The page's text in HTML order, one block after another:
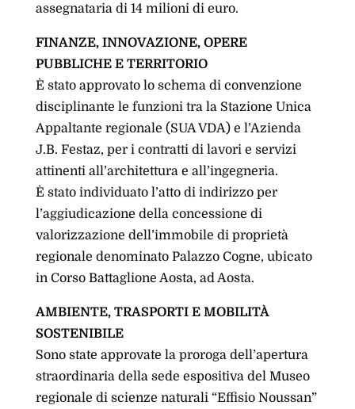
assegnataria di 14 milioni di euro.
FINANZE, INNOVAZIONE, OPERE
PUBBLICHE E TERRITORIO
È stato approvato lo schema di convenzione
disciplinante le funzioni tra la Stazione Unica
Appaltante regionale (SUA VDA) e l’Azienda
J.B. Festaz, per i contratti di lavori e servizi
attinenti all’architettura e all’ingegneria.
È stato individuato l’atto di indirizzo per
l’aggiudicazione della concessione di
valorizzazione dell’immobile di proprietà
regionale denominato Palazzo Cogne, ubicato
in Corso Battaglione Aosta, ad Aosta.
AMBIENTE, TRASPORTI E MOBILITÀ
SOSTENIBILE
Sono state approvate la proroga dell’apertura
straordinaria della sede espositiva del Museo
regionale di scienze naturali “Effisio Noussan”